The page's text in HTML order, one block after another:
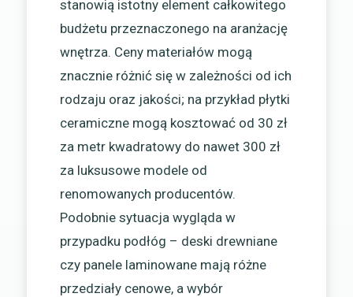
stanowią istotny element całkowitego
budżetu przeznaczonego na aranżację
wnętrza. Ceny materiałów mogą
znacznie różnić się w zależności od ich
rodzaju oraz jakości; na przykład płytki
ceramiczne mogą kosztować od 30 zł
za metr kwadratowy do nawet 300 zł
za luksusowe modele od
renomowanych producentów.
Podobnie sytuacja wygląda w
przypadku podłóg – deski drewniane
czy panele laminowane mają różne
przedziały cenowe, a wybór